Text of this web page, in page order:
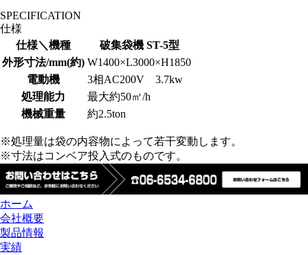
SPECIFICATION
仕様
仕様＼機種
破集袋機 ST-5型
外形寸法/mm(約) W1400×L3000×H1850
電動機
3相AC200V 3.7kw
処理能力
最大約50㎥/h
機械重量
約2.5ton
※処理量は袋の内容物によって若干変動します。
※寸法はコンベア投入式のものです。
ホーム
会社概要
製品情報
実績